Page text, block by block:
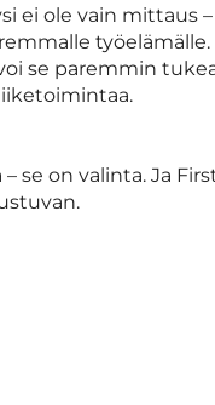
ei ole vain mittaus
se paremmin
se on valinta. Ja